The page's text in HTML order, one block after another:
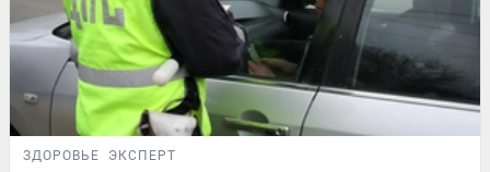
ЗДОРОВЬЕ ЭКСПЕРТ